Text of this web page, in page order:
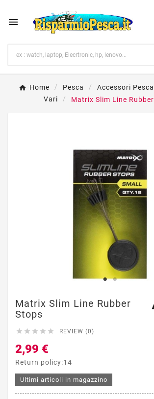

Home Pesca Accessori Pesca
Vari
Matrix Slim Line
Matrix Slim Line Rubber
Stops
     REVIEW (0)
2,99 €
Return policy:14
Ultimi articoli in magazzino